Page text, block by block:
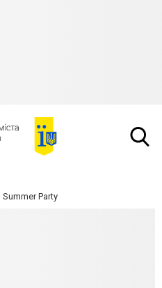
Party